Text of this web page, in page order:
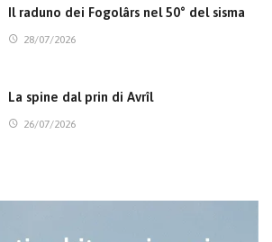
Il raduno dei Fogolârs nel 50° del sisma
28/07/2026
La spine dal prin di Avrîl
26/07/2026